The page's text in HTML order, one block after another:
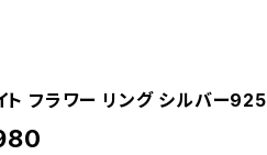
ト フラワー リング シルバー925